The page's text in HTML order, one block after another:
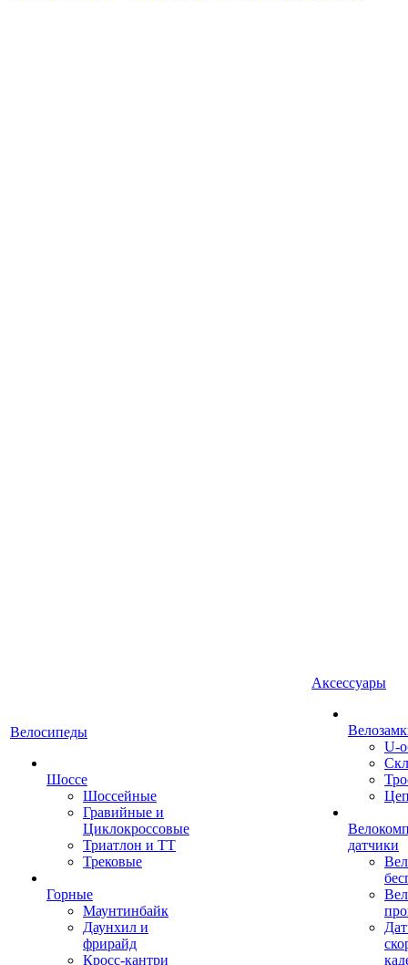
Велосипеды
Шоссе
Шоссейные
Гравийные и
Циклокроссовые
Триатлон и ТТ
Трековые
Горные
Маунтинбайк
Даунхил и
фрирайд
Кросс-кантри
Аксессуары
U-
датчики